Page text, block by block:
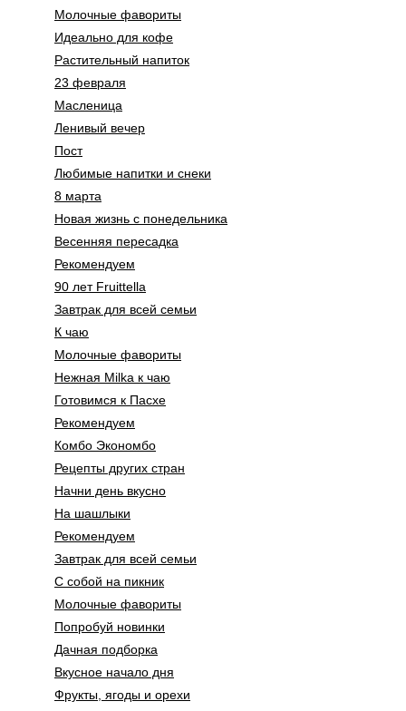
Молочные фавориты
Идеально для кофе
Растительный напиток
23 февраля
Масленица
Ленивый вечер
Пост
Любимые напитки и снеки
8 марта
Новая жизнь с понедельника
Весенняя пересадка
Рекомендуем
90 лет Fruittella
Завтрак для всей семьи
К чаю
Молочные фавориты
Нежная Milka к чаю
Готовимся к Пасхе
Рекомендуем
Комбо Экономбо
Рецепты других стран
Начни день вкусно
На шашлыки
Рекомендуем
Завтрак для всей семьи
С собой на пикник
Молочные фавориты
Попробуй новинки
Дачная подборка
Вкусное начало дня
Фрукты, ягоды и орехи